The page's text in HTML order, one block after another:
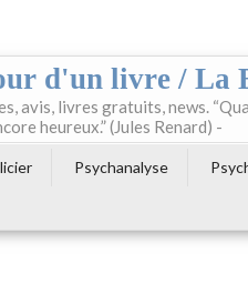
d'un livre / La
avis, livres gratuits, news.
heureux.” (Jules Renard) -
Psychanalyse